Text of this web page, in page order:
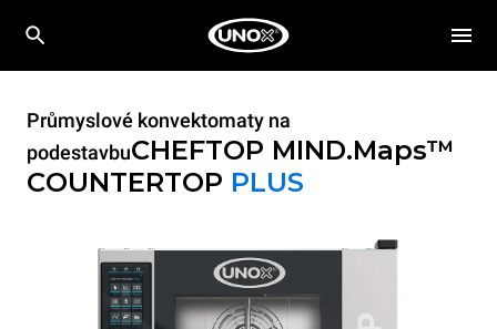
Průmyslové konvektomaty na
podestavbuCHEFTOP MIND.Maps™
COUNTERTOP PLUS